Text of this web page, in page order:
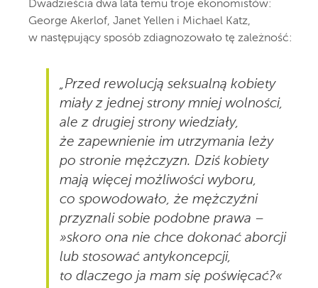
Dwadzieścia dwa lata temu troje ekonomistów:
George Akerlof, Janet Yellen i Michael Katz,
w następujący sposób zdiagnozowało tę zależność:
„Przed rewolucją seksualną kobiety
miały z jednej strony mniej wolności,
ale z drugiej strony wiedziały,
że zapewnienie im utrzymania leży
po stronie mężczyzn. Dziś kobiety
mają więcej możliwości wyboru,
co spowodowało, że mężczyźni
przyznali sobie podobne prawa –
»skoro ona nie chce dokonać aborcji
lub stosować antykoncepcji,
to dlaczego ja mam się poświęcać?«